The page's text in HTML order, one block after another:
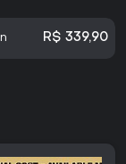
R$ 339,90